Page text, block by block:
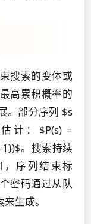
搜索的变体或
高累积概率的
。部分序列 $s
计：$P(s) =
。搜索持续
序列结束标
密码通过从队
生成。